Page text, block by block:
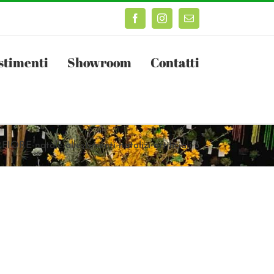
FacebookInstagramEmail
Showroom Contatti
natale-allestimenti-natalizi-artificiali-5